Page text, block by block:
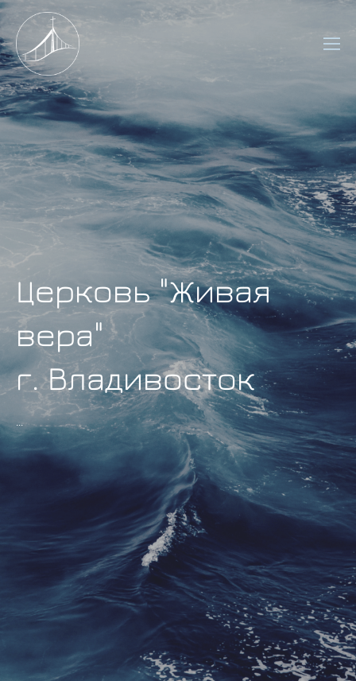
Церковь "Живая
вера"
г. Владивосток
...